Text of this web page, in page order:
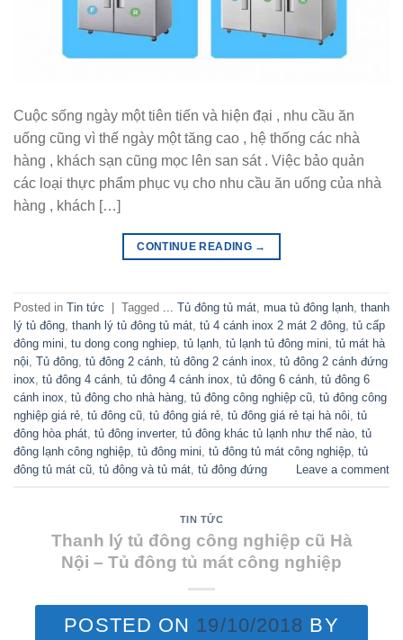
Cuộc sống ngày một tiên tiến và hiện đại , nhu cầu ăn
uống cũng vì thế ngày một tăng cao , hệ thống các nhà
hàng , khách sạn cũng mọc lên san sát . Việc bảo quản
các loại thực phẩm phục vụ cho nhu cầu ăn uống của nhà
hàng , khách […]
CONTINUE READING →
Posted in Tin tức Tagged ... Tủ đông tủ mát, mua tủ đông lạnh, thanh
lý tủ đông, thanh lý tủ đông tủ mát, tủ 4 cánh inox 2 mát 2 đông, tủ cấp
đông mini, tu dong cong nghiep, tủ lạnh, tủ lạnh tủ đông mini, tủ mát hà
nội, Tủ đông, tủ đông 2 cánh, tủ đông 2 cánh inox, tủ đông 2 cánh đứng
inox, tủ đông 4 cánh, tủ đông 4 cánh inox, tủ đông 6 cánh, tủ đông 6
cánh inox, tủ đông cho nhà hàng, tủ đông công nghiệp cũ, tủ đông công
nghiệp giá rẻ, tủ đông cũ, tủ đông giá rẻ, tủ đông giá rẻ tại hà nôi, tủ
đông hòa phát, tủ đông inverter, tủ đông khác tủ lạnh như thế nào, tủ
đông lạnh công nghiệp, tủ đông mini, tủ đông tủ mát công nghiệp, tủ
đông tủ mát cũ, tủ đông và tủ mát, tủ đông đứng Leave a comment
TIN TỨC
Thanh lý tủ đông công nghiệp cũ Hà
Nội – Tủ đông tủ mát công nghiệp
POSTED ON 19/10/2018 BY